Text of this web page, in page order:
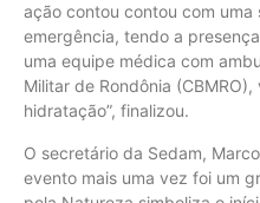
ação contou contou com
emergência, tendo a
uma equipe médica com
Militar de Rondônia
hidratação”, finalizou.
O secretário da Sedam,
evento mais uma vez foi um